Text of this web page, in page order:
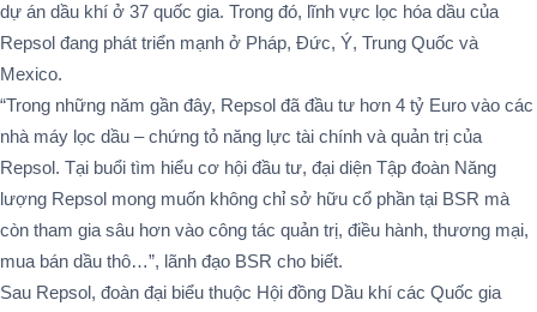
dự án dầu khí ở 37 quốc gia. Trong đó, lĩnh vực lọc hóa dầu của
Repsol đang phát triển mạnh ở Pháp, Đức, Ý, Trung Quốc và
Mexico.
“Trong những năm gần đây, Repsol đã đầu tư hơn 4 tỷ Euro vào các
nhà máy lọc dầu – chứng tỏ năng lực tài chính và quản trị của
Repsol. Tại buổi tìm hiểu cơ hội đầu tư, đại diện Tập đoàn Năng
lượng Repsol mong muốn không chỉ sở hữu cổ phần tại BSR mà
còn tham gia sâu hơn vào công tác quản trị, điều hành, thương mại,
mua bán dầu thô…”, lãnh đạo BSR cho biết.
Sau Repsol, đoàn đại biểu thuộc Hội đồng Dầu khí các Quốc gia